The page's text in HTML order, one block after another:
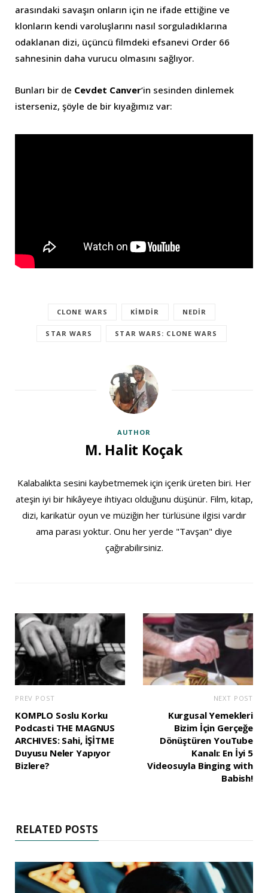
arasındaki savaşın onların için ne ifade ettiğine ve
klonların kendi varoluşlarını nasıl sorguladıklarına
odaklanan dizi, üçüncü filmdeki efsanevi Order 66
sahnesinin daha vurucu olmasını sağlıyor.
Bunları bir de Cevdet Canver‘in sesinden dinlemek
isterseniz, şöyle de bir kıyağımız var:
CLONE WARS KIMDIR NEDIR
STAR WARS STAR WARS: CLONE WARS
AUTHOR
M. Halit Koçak
Kalabalıkta sesini kaybetmemek için içerik üreten biri. Her
ateşin iyi bir hikâyeye ihtiyacı olduğunu düşünür. Film, kitap,
dizi, karikatür oyun ve müziğin her türlüsüne ilgisi vardır
ama parası yoktur. Onu her yerde "Tavşan" diye
çağırabilirsiniz.
PREV POST
KOMPLO Soslu Korku
Podcasti THE MAGNUS
ARCHIVES: Sahi, İŞİTME
Duyusu Neler Yapıyor
Bizlere?
NEXT POST
Kurgusal Yemekleri
Bizim İçin Gerçeğe
Dönüştüren YouTube
Kanalı: En İyi 5
Videosuyla Binging with
Babish!
RELATED POSTS